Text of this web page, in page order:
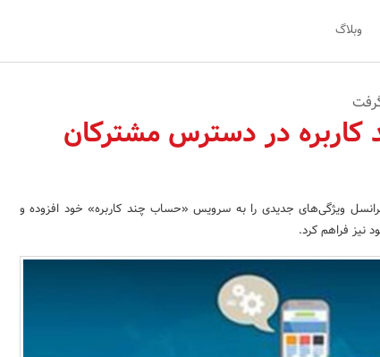
وبلاگ
در دسترس مشترکان
ویژگی‌های جدیدی را به سرویس «حساب چند کاربره» خود افزوده و
نیز فراهم کرد.